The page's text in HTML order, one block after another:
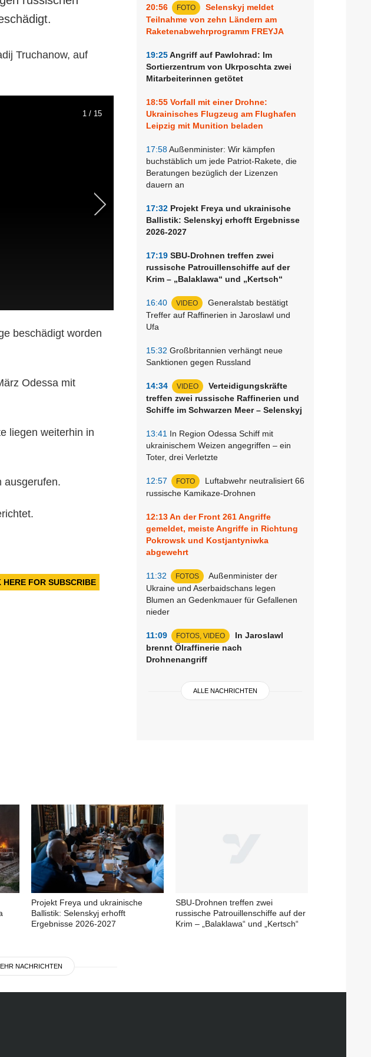
20:56 FOTO
Selenskyj meldet
Teilnahme von zehn Ländern am
Raketenabwehrprogramm FREYJA
19:25Angriff auf Pawlohrad: Im
Sortierzentrum von Ukrposchta zwei
Mitarbeiterinnen getötet
18:55 Vorfall mit einer Drohne:
Ukrainisches Flugzeug am Flughafen
Leipzig mit Munition beladen
17:58Außenminister: Wir kämpfen
buchstäblich um jede Patriot-Rakete, die
Beratungen bezüglich der Lizenzen
dauern an
17:32 Projekt Freya und ukrainische
Ballistik: Selenskyj erhofft Ergebnisse
2026-2027
17:19 SBU-Drohnen treffen zwei
russische Patrouillenschiffe auf der
Krim – „Balaklawa“ und „Kertsch“
16:40 VIDEO
Generalstab bestätigt
Treffer auf Raffinerien in Jaroslawl und
Ufa
15:32 Großbritannien verhängt neue
Sanktionen gegen Russland
14:34 VIDEO
Verteidigungskräfte
treffen zwei russische Raffinerien und
Schiffe im Schwarzen Meer – Selenskyj
13:41 In Region Odessa Schiff mit
ukrainischem Weizen angegriffen – ein
Toter, drei Verletzte
12:57 FOTO
Luftabwehr neutralisiert 66
russische Kamikaze-Drohnen
12:13An der Front 261 Angriffe
gemeldet, meiste Angriffe in Richtung
Pokrowsk und Kostjantyniwka
abgewehrt
11:32 FOTOS
Außenminister der
Ukraine und Aserbaidschans legen
Blumen an Gedenkmauer für Gefallenen
nieder
11:09 FOTOS, VIDEO
In Jaroslawl
brennt Ölraffinerie nach
Drohnenangriff
ALLE NACHRICHTEN
Truchanow, auf
1 / 15
beschädigt worden
Odessa mit
liegen weiterhin in
ausgerufen.
HERE FOR SUBSCRIBE
Projekt Freya und ukrainische
Ballistik: Selenskyj erhofft
Ergebnisse 2026-2027
SBU-Drohnen treffen zwei
russische Patrouillenschiffe auf der
Krim – „Balaklawa“ und „Kertsch“
NACHRICHTEN